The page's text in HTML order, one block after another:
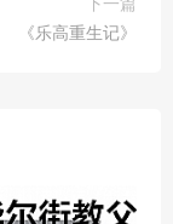
下一篇
《乐高重生记》